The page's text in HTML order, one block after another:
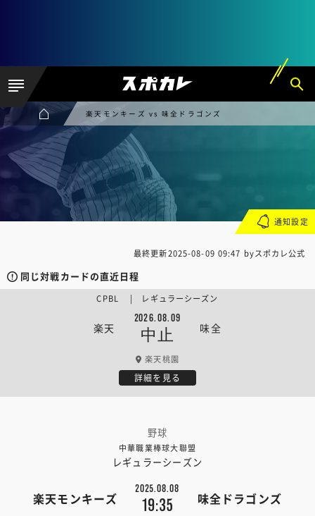
楽天モンキーズ vs 味全ドラゴンズ
最終更新2025-08-09 09:47 byスポカレ公式
同じ対戦カードの直近日程
楽天
2026.08.09
中止 味全
CPBL | レギュラーシーズン
楽天桃園
詳細を見る
野球
中華職業棒球大聯盟
レギュラーシーズン
楽天モンキーズ
2025.08.08
19:35 味全ドラゴンズ
通知設定